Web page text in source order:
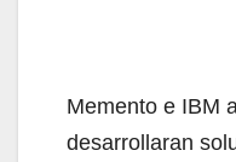
Memento e IBM
desarrollaran